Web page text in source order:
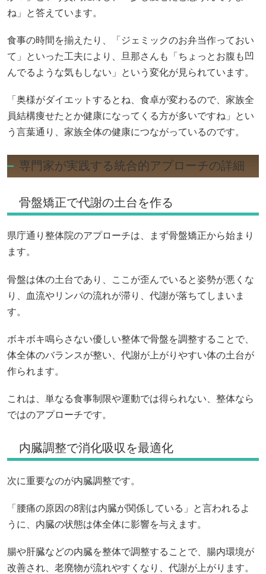
ね」と答えています。
食事の時間を揃えたり、「ジェミックのお弁当作っておい
て」といった工夫により、旦那さんも「ちょっとお腹も凹
んでるような気もしない」という変化が見られています。
「奥様がダイエットするとね、食卓が変わるので、家族全
員結構痩せたとか健康になってくる方が多いですね」とい
う言葉通り、家族全体の健康につながっているのです。
専門家が実践する統合的アプローチの詳細
骨盤矯正で代謝の土台を作る
県庁通り整体院のアプローチは、まず骨盤矯正から始まり
ます。
骨盤は体の土台であり、ここが歪んでいると姿勢が悪くな
り、血流やリンパの流れが滞り、代謝が落ちてしまいま
す。
ボキボキ鳴らさない優しい整体で骨盤を調整することで、
体全体のバランスが整い、代謝が上がりやすい体の土台が
作られます。
これは、単なる食事制限や運動では得られない、整体なら
ではのアプローチです。
内臓調整で消化吸収を最適化
次に重要なのが内臓調整です。
「腰痛の原因の8割は内臓が関係している」と言われるよ
うに、内臓の状態は体全体に影響を与えます。
腸や肝臓などの内臓を整体で調整することで、腸内環境が
改善され、老廃物が流れやすくなり、代謝が上がります。